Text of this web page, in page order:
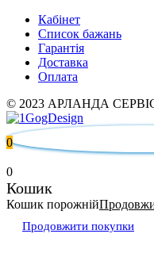
Кабінет
Список бажань
Гарантія
Доставка
Оплата
© 2023 АРЛАНДА
0
0
Кошик
Кошик порожній
Продовжити покупки